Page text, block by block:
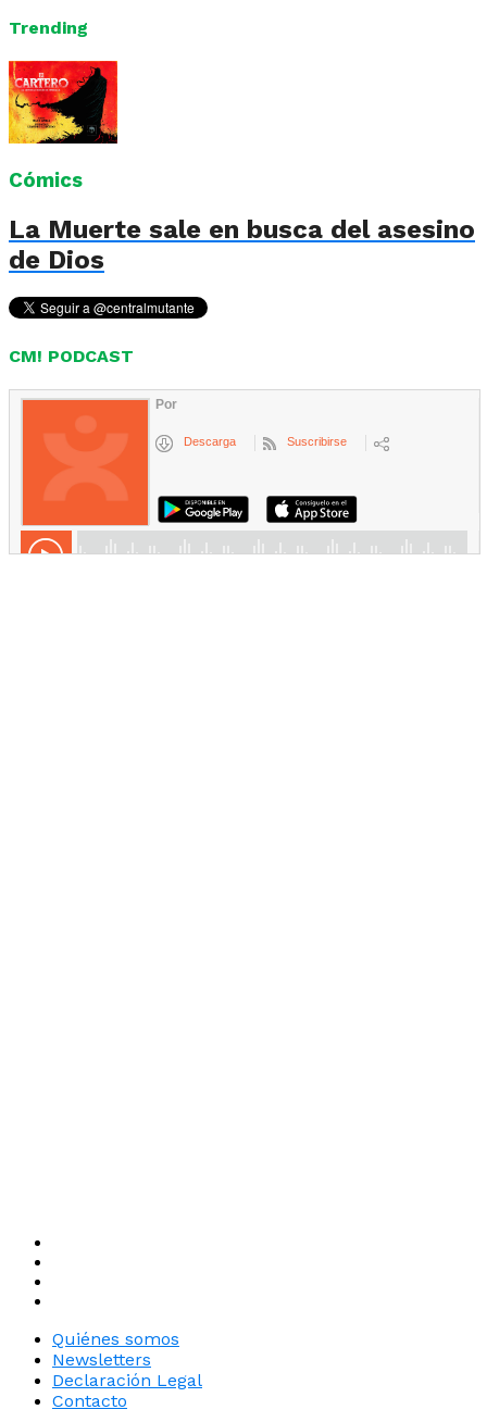
Trending
Cómics
La Muerte sale en busca del asesino
de Dios
CM! PODCAST
Quiénes somos
Newsletters
Declaración Legal
Contacto